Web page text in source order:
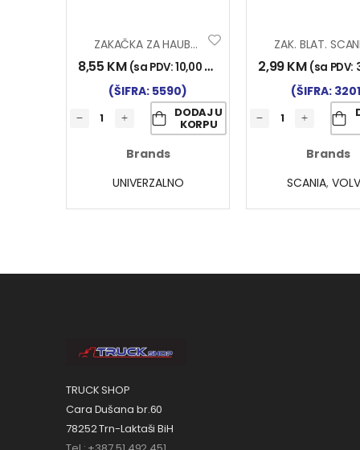
ZAKAČKA ZA HAUBU 2/1
8,55 KM (sa PDV:10,00 KM
(ŠIFRA: 5590)
DODAJ U
KORPU
Brands
UNIVERZALNO
2,99KM (sa PDV:
(ŠIFRA:
Brands
SCANIA,
TRUCK SHOP
Cara Dušana br.60
78252 Trn-Laktaši BiH